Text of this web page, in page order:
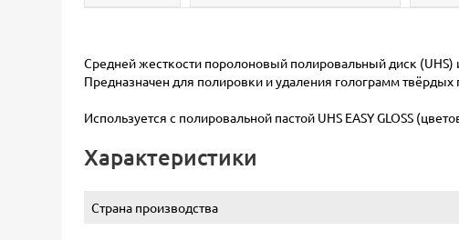
Средней жесткости поролоновый полировальный диск
Предназначен для полировки и удаления голограмм твёрдых
Используется с полировальной пастой UHS EASY GLOSS
Характеристики
Страна производства